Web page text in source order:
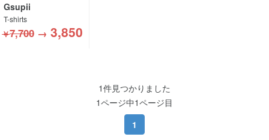
Gsupii
T-shirts
￥7,700 → 3,850
1件見つかりました
1ページ中1ページ目
1